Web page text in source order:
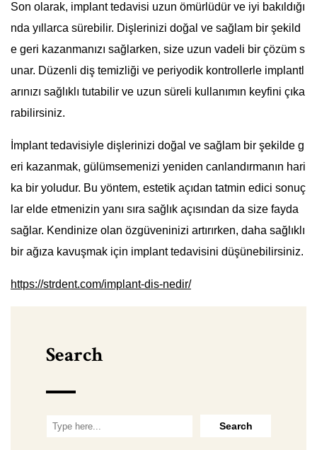
Son olarak, implant tedavisi uzun ömürlüdür ve iyi bakıldığı
nda yıllarca sürebilir. Dişlerinizi doğal ve sağlam bir şekild
e geri kazanmanızı sağlarken, size uzun vadeli bir çözüm s
unar. Düzenli diş temizliği ve periyodik kontrollerle implantl
arınızı sağlıklı tutabilir ve uzun süreli kullanımın keyfini çıka
rabilirsiniz.
İmplant tedavisiyle dişlerinizi doğal ve sağlam bir şekilde g
eri kazanmak, gülümsemenizi yeniden canlandırmanın hari
ka bir yoludur. Bu yöntem, estetik açıdan tatmin edici sonuç
lar elde etmenizin yanı sıra sağlık açısından da size fayda
sağlar. Kendinize olan özgüveninizi artırırken, daha sağlıklı
bir ağıza kavuşmak için implant tedavisini düşünebilirsiniz.
https://strdent.com/implant-dis-nedir/
Search